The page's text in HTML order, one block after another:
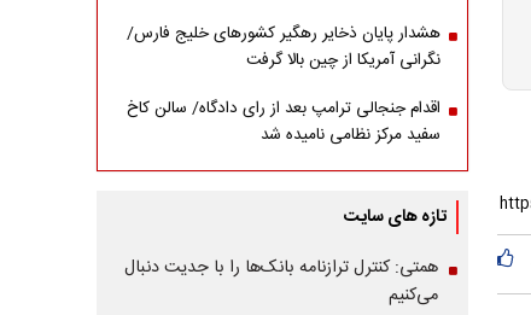
هشدار پایان ذخایر رهگیر کشورهای خلیج فارس/
نگرانی آمریکا از چین بالا گرفت
اقدام جنجالی ترامپ بعد از رای دادگاه/ سالن کاخ
سفید مرکز نظامی نامیده شد
تازه های سایت
همتی: کنترل ترازنامه بانک‌ها را با جدیت دنبال
می‌کنیم